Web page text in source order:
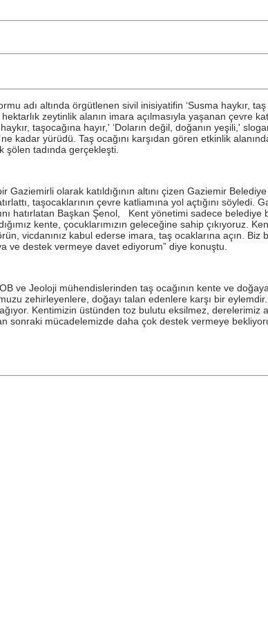
adı altında örgütlenen sivil inisiyatifin ‘Susma haykır,
zeytinlik alanın imara açılmasıyla yaşanan çevre
taşocağına hayır,' ‘Doların değil, doğanın yeşili,'
kadar yürüdü. Taş ocağını karşıdan gören etkinlik
tadında gerçekleşti.
olarak katıldığının altını çizen Gaziemir
taşocaklarının çevre katliamına yol açtığını söyledi.
hatırlatan Başkan Şenol, Kent yönetimi sadece belediye
kente, çocuklarımızın geleceğine sahip çıkıyoruz.
vicdanınız kabul ederse imara, taş ocaklarına açın. Biz
ve destek vermeye davet ediyorum” diye konuştu.
ve Jeoloji mühendislerinden taş ocağının kente ve
zehirleyenlere, doğayı talan edenlere karşı bir
Kentimizin üstünden toz bulutu eksilmez,
sonraki mücadelemizde daha çok destek vermeye